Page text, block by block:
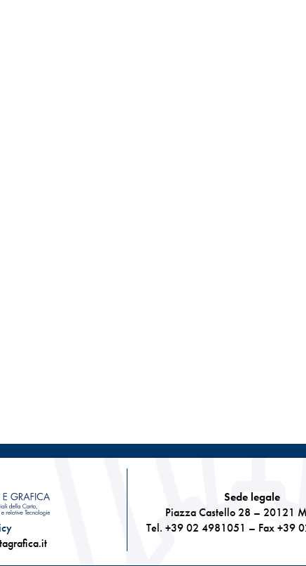
Sede legale
Piazza Castello 28 – 20121
Tel. +39 02 4981051 – Fax +39